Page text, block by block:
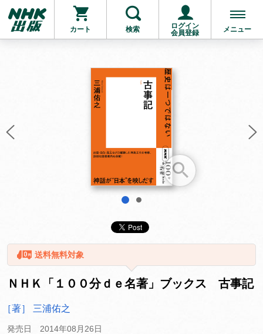
カート 検索
ログイン
会員登録
メニュー
お支払いに進む
他にも商品を買う
1
送料無料対象
ＮＨＫ「１００分ｄｅ名著」ブックス 古事記
［著］ 三浦佑之
発売日 2014年08月26日